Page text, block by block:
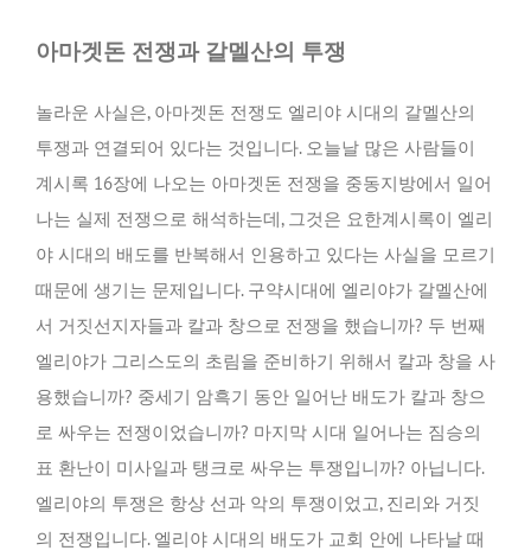
아마겟돈 전쟁과 갈멜산의 투쟁
놀라운 사실은, 아마겟돈 전쟁도 엘리야 시대의 갈멜산의
투쟁과 연결되어 있다는 것입니다. 오늘날 많은 사람들이
계시록 16장에 나오는 아마겟돈 전쟁을 중동지방에서 일어
나는 실제 전쟁으로 해석하는데, 그것은 요한계시록이 엘리
야 시대의 배도를 반복해서 인용하고 있다는 사실을 모르기
때문에 생기는 문제입니다. 구약시대에 엘리야가 갈멜산에
서 거짓선지자들과 칼과 창으로 전쟁을 했습니까? 두 번째
엘리야가 그리스도의 초림을 준비하기 위해서 칼과 창을 사
용했습니까? 중세기 암흑기 동안 일어난 배도가 칼과 창으
로 싸우는 전쟁이었습니까? 마지막 시대 일어나는 짐승의
표 환난이 미사일과 탱크로 싸우는 투쟁입니까? 아닙니다.
엘리야의 투쟁은 항상 선과 악의 투쟁이었고, 진리와 거짓
의 전쟁입니다. 엘리야 시대의 배도가 교회 안에 나타날 때